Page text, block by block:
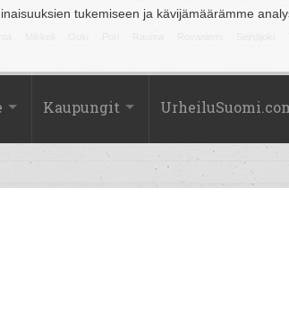
tukemiseen ja kävijämäärämme
Kaupungit